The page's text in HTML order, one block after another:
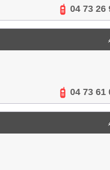
04 73 26
04 73 61